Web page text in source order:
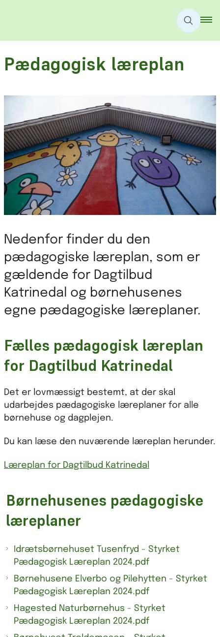
Pædagogisk læreplan
Nedenfor finder du den
pædagogiske læreplan, som er
gældende for Dagtilbud
Katrinedal og børnehusenes
egne pædagogiske læreplaner.
Fælles pædagogisk læreplan
for Dagtilbud Katrinedal
Det er lovmæssigt bestemt, at der skal
udarbejdes pædagogiske læreplaner for alle
børnehuse og dagplejen.
Du kan læse den nuværende læreplan herunder.
Læreplan for Dagtilbud Katrinedal
Børnehusenes pædagogiske
læreplaner
Idrætsbørnehuset Tusenfryd - Styrket
Pædagogisk Læreplan 2024.pdf
Børnehusene Elverbo og Pilehytten - Styrket
Pædagogisk Læreplan 2024.pdf
Hagested Naturbørnehus - Styrket
Pædagogisk Læreplan 2024.pdf